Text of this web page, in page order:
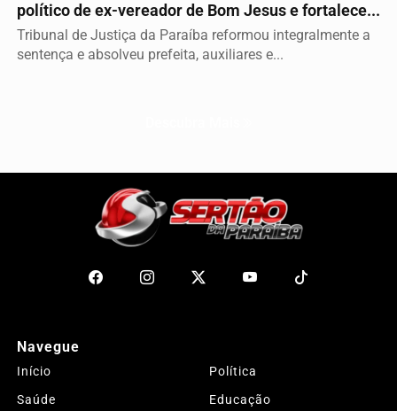
político de ex-vereador de Bom Jesus e fortalece...
Tribunal de Justiça da Paraíba reformou integralmente a
sentença e absolveu prefeita, auxiliares e...
Navegue
Início
Política
Saúde
Educação